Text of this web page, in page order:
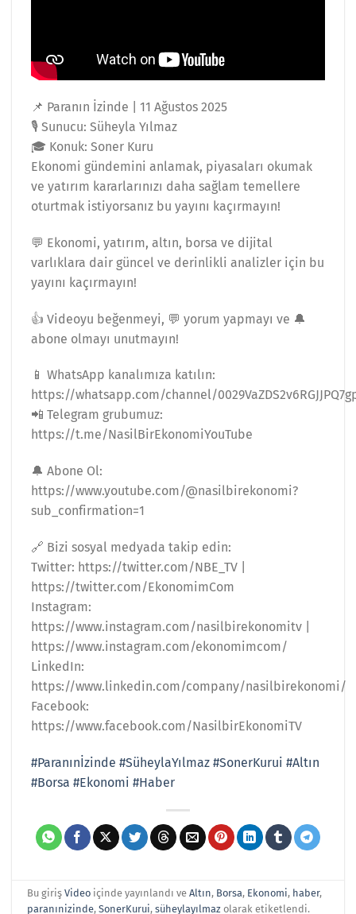
📌 Paranın İzinde | 11 Ağustos 2025
🎙️ Sunucu: Süheyla Yılmaz
🎓 Konuk: Soner Kuru
Ekonomi gündemini anlamak, piyasaları okumak
ve yatırım kararlarınızı daha sağlam temellere
oturtmak istiyorsanız bu yayını kaçırmayın!
💬 Ekonomi, yatırım, altın, borsa ve dijital
varlıklara dair güncel ve derinlikli analizler için bu
yayını kaçırmayın!
👍 Videoyu beğenmeyi, 💬 yorum yapmayı ve 🔔
abone olmayı unutmayın!
📱 WhatsApp kanalımıza katılın:
https://whatsapp.com/channel/
📲 Telegram grubumuz:
https://t.me/NasilBirEkonomiYouTube
🔔 Abone Ol:
https://www.youtube.com/@nasilbirekonomi?
sub_confirmation=1
🔗 Bizi sosyal medyada takip edin:
Twitter: https://twitter.com/NBE_TV |
https://twitter.com/EkonomimCom
Instagram:
https://www.instagram.com/nasilbirekonomitv |
https://www.instagram.com/ekonomimcom/
LinkedIn:
https://www.linkedin.com/company/nasilbirekonomi/
Facebook:
https://www.facebook.com/NasilbirEkonomiTV
#Paranınİzinde #SüheylaYılmaz #SonerKurui #Altın
#Borsa #Ekonomi #Haber
Bu girişVideo içinde yayınlandı veAltın, Borsa, Ekonomi, haber,
paranınizinde,SonerKurui,süheylayılmaz olarak etiketlendi.